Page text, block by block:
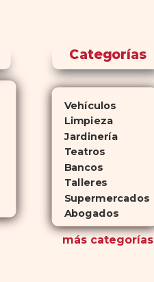
Categorías
Vehículos
Limpieza
Jardinería
Teatros
Bancos
Talleres
Supermercados
Abogados
más categorías